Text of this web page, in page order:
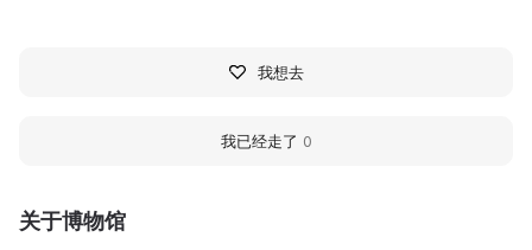
关于博物馆
我想去
我已经走了 0